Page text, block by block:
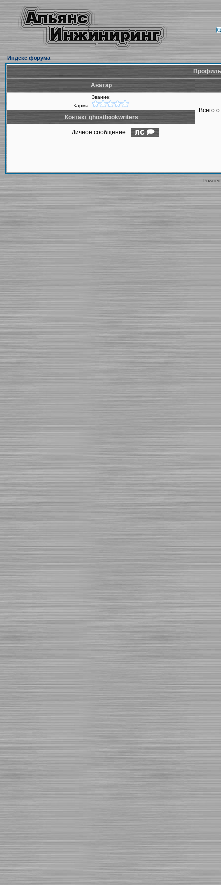
Индекс форума
Аватар
Звание:
Карма:
Всего
Контакт ghostbookwriters
Личное сообщение: